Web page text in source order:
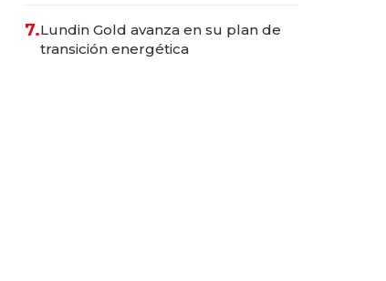
7.Lundin Gold avanza en su plan de
transición energética